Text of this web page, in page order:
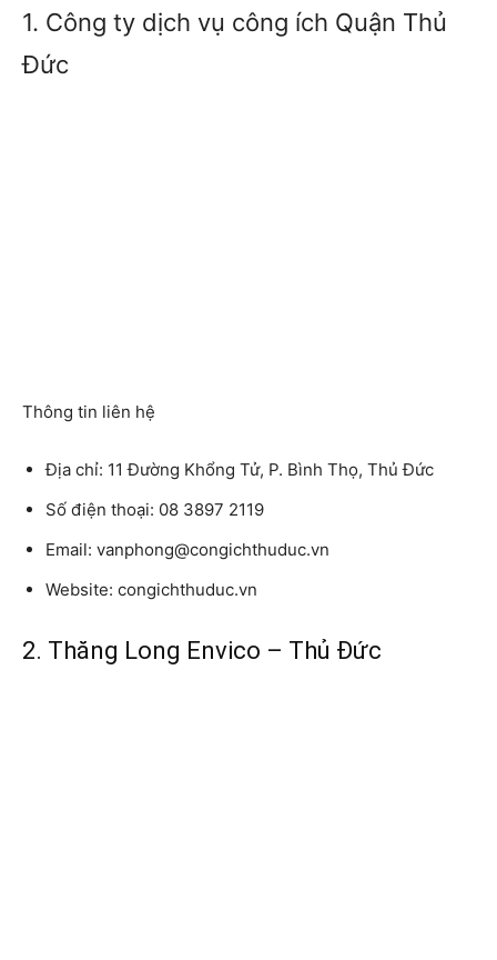
1. Công ty dịch vụ công ích Quận Thủ
Đức
Thông tin liên hệ
Địa chỉ: 11 Đường Khổng Tử, P. Bình Thọ, Thủ Đức
Số điện thoại: 08 3897 2119
Email: vanphong@congichthuduc.vn
Website: congichthuduc.vn
2. Thăng Long Envico – Thủ Đức